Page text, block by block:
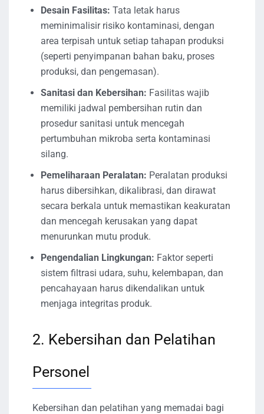
Desain Fasilitas: Tata letak harus
meminimalisir risiko kontaminasi, dengan
area terpisah untuk setiap tahapan produksi
(seperti penyimpanan bahan baku, proses
produksi, dan pengemasan).
Sanitasi dan Kebersihan: Fasilitas wajib
memiliki jadwal pembersihan rutin dan
prosedur sanitasi untuk mencegah
pertumbuhan mikroba serta kontaminasi
silang.
Pemeliharaan Peralatan: Peralatan produksi
harus dibersihkan, dikalibrasi, dan dirawat
secara berkala untuk memastikan keakuratan
dan mencegah kerusakan yang dapat
menurunkan mutu produk.
Pengendalian Lingkungan: Faktor seperti
sistem filtrasi udara, suhu, kelembapan, dan
pencahayaan harus dikendalikan untuk
menjaga integritas produk.
2. Kebersihan dan Pelatihan
Personel
Kebersihan dan pelatihan yang memadai bagi